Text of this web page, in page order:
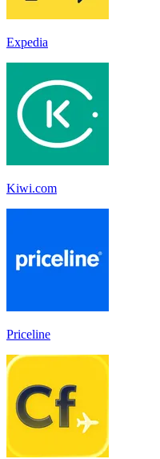
Expedia
Kiwi.com
Priceline